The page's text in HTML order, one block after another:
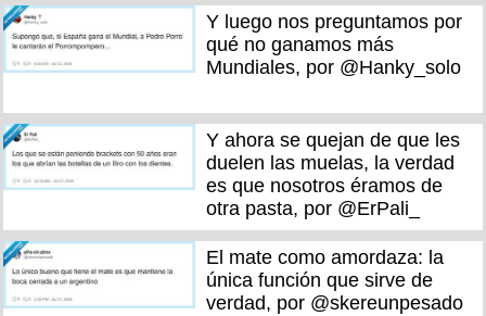
Y luego nos preguntamos por
qué no ganamos más
Mundiales, por @Hanky_solo
Y ahora se quejan de que les
duelen las muelas, la verdad
es que nosotros éramos de
otra pasta, por @ErPali_
El mate como amordaza: la
única función que sirve de
verdad, por @skereunpesado